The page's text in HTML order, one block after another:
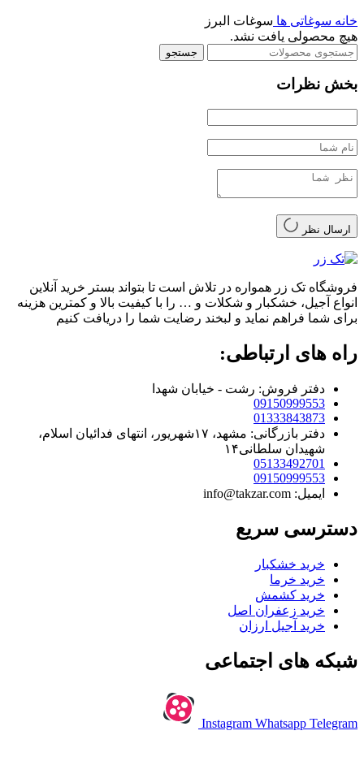
خانه سوغاتی ها سوغات البرز
هیچ محصولی یافت نشد.
جستجو
بخش نظرات
ارسال نظر
فروشگاه تک زر همواره در تلاش است تا بتواند بستر خرید آنلاین
انواع آجیل، خشکبار و شکلات و … را با کیفیت بالا و کمترین هزینه
برای شما فراهم نماید و لبخند رضایت شما را دریافت کنیم
راه های ارتباطی:
دفتر فروش: رشت - خیابان شهدا
09150999553
01333843873
دفتر بازرگانی: مشهد، ۱۷شهریور، انتهای فدائیان اسلام،
شهیدان سلطانی۱۴
05133492701
09150999553
ایمیل: info@takzar.com
دسترسی سریع
خرید خشکبار
خرید خرما
خرید کشمش
خرید زعفران اصل
خرید آجیل ارزان
شبکه های اجتماعی
Instagram Whatsapp Telegram